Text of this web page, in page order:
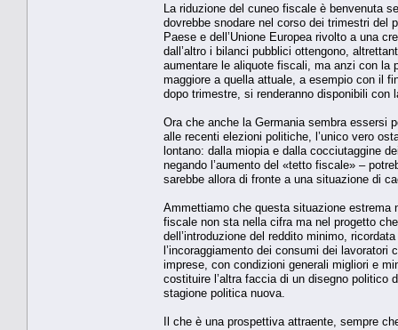
La riduzione del cuneo fiscale è benvenuta
dovrebbe snodare nel corso dei trimestri del
Paese e dell’Unione Europea rivolto a una
dall’altro i bilanci pubblici ottengono,
aumentare le aliquote fiscali, ma anzi con la
maggiore a quella attuale, a esempio con il
dopo trimestre, si renderanno disponibili con
Ora che anche la Germania sembra essersi
alle recenti elezioni politiche, l’unico vero
lontano: dalla miopia e dalla cocciutaggine
negando l’aumento del «tetto fiscale» –
sarebbe allora di fronte a una situazione di
Ammettiamo che questa situazione estrema
fiscale non sta nella cifra ma nel progetto
dell’introduzione del reddito minimo,
l’incoraggiamento dei consumi dei
imprese, con condizioni generali migliori e
costituire l’altra faccia di un disegno politico
stagione politica nuova.
Il che è una prospettiva attraente, sempre